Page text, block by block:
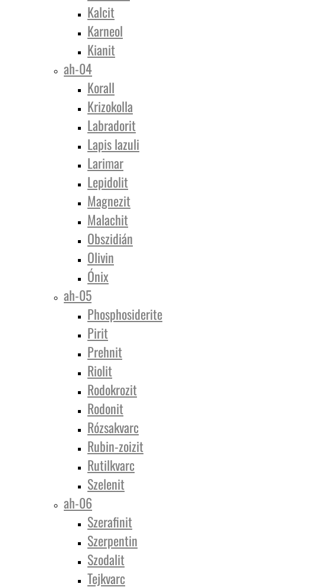
Kalcit
Karneol
Kianit
ah-04
Korall
Krizokolla
Labradorit
Lapis lazuli
Larimar
Lepidolit
Magnezit
Malachit
Obszidián
Olivin
Ónix
ah-05
Phosphosiderite
Pirit
Prehnit
Riolit
Rodokrozit
Rodonit
Rózsakvarc
Rubin-zoizit
Rutilkvarc
Szelenit
ah-06
Szerafinit
Szerpentin
Szodalit
Tejkvarc